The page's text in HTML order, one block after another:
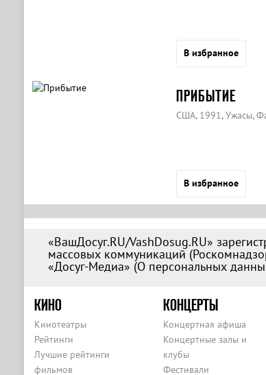
В избранное
ПРИБЫТИЕ
США, 1991, Ужасы,
В избранное
«ВашДосуг.RU/VashDosug.RU»
массовых коммуникаций
«Досуг-Медиа» (О персональных
КИНО
Кинотеатры
Рейтинги
Лучшие рейтинги
фильмов
КОНЦЕРТЫ
Концертная афиша
Концертные залы и
клубы
Фестивали